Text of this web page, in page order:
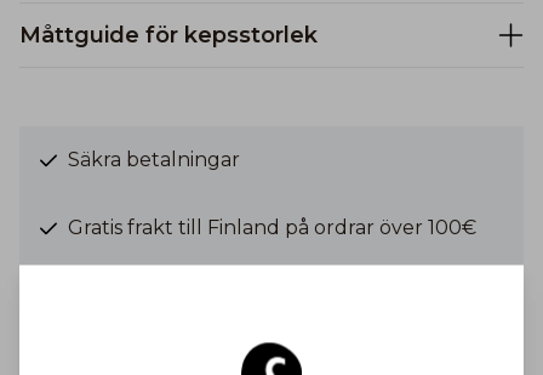
Måttguide för kepsstorlek
Säkra betalningar
Gratis frakt till Finland på ordrar över 100€
Bli inspirerad